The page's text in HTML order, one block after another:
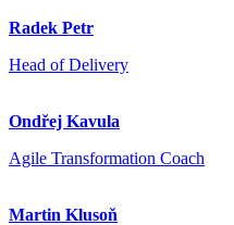
Radek Petr
Head of Delivery
Ondřej Kavula
Agile Transformation Coach
Martin Klusoň